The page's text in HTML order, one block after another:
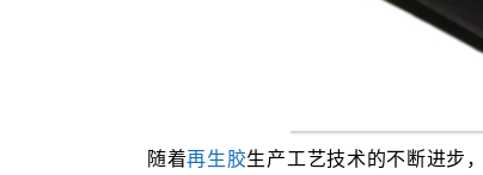
随着再生胶生产工艺技术的不断进步